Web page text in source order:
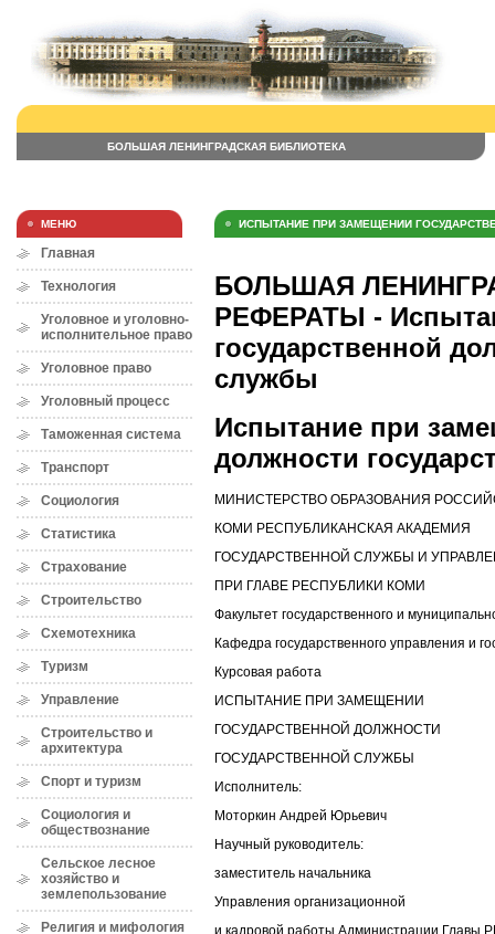
БОЛЬШАЯ ЛЕНИНГРАДСКАЯ БИБЛИОТЕКА
МЕНЮ
Главная
Технология
Уголовное и уголовно-
исполнительное право
Уголовное право
Уголовный процесс
Таможенная система
Транспорт
Социология
Статистика
Страхование
Строительство
Схемотехника
Туризм
Управление
Строительство и
архитектура
Спорт и туризм
Социология и
обществознание
Сельское лесное
хозяйство и
землепользование
Религия и мифология
ИСПЫТАНИЕ ПРИ ЗАМЕЩЕНИИ
БОЛЬШАЯ
РЕФЕРАТЫ -
государственной
службы
Испытание при
должности
МИНИСТЕРСТВО ОБРАЗОВАНИЯ
КОМИ РЕСПУБЛИКАНСКАЯ АКАДЕМИЯ
ГОСУДАРСТВЕННОЙ СЛУЖБЫ И
ПРИ ГЛАВЕ РЕСПУБЛИКИ КОМИ
Факультет государственного и
Кафедра государственного управления и
Курсовая работа
ИСПЫТАНИЕ ПРИ ЗАМЕЩЕНИИ
ГОСУДАРСТВЕННОЙ ДОЛЖНОСТИ
ГОСУДАРСТВЕННОЙ СЛУЖБЫ
Исполнитель:
Моторкин Андрей Юрьевич
Научный руководитель:
заместитель начальника
Управления организационной